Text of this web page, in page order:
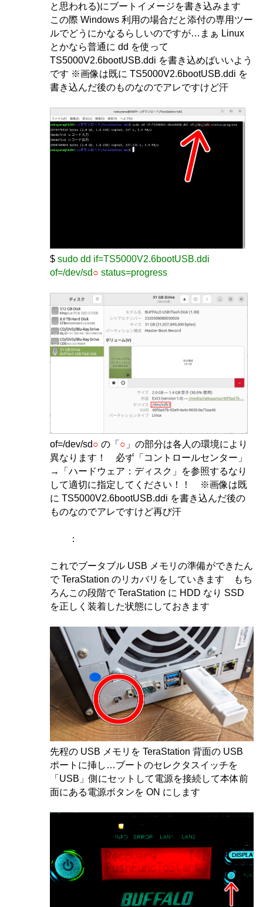
と思われる)にブートイメージを書き込みます
この際 Windows 利用の場合だと添付の専用ツー
ルでどうにかなるらしいのですが…まぁ Linux
とかなら普通に dd を使って
TS5000V2.6bootUSB.ddi を書き込めばいいよう
です ※画像は既に TS5000V2.6bootUSB.ddi を
書き込んだ後のものなのでアレですけど汗
$ sudo dd if=TS5000V2.6bootUSB.ddi
of=/dev/sd○ status=progress
of=/dev/sd○ の「 ○ 」の部分は各人の環境により
異なります！ 必ず「コントロールセンター」
→「ハードウェア：ディスク」を参照するなり
して適切に指定してください！！ ※画像は既
に TS5000V2.6bootUSB.ddi を書き込んだ後の
ものなのでアレですけど再び汗
：
これでブータブル USB メモリの準備ができたん
で TeraStation のリカバリをしていきます もち
ろんこの段階で TeraStation に HDD なり SSD
を正しく装着した状態にしておきます
先程の USB メモリを TeraStation 背面の USB
ポートに挿し…ブートのセレクタスイッチを
「USB」側にセットして電源を接続して本体前
面にある電源ボタンを ON にします